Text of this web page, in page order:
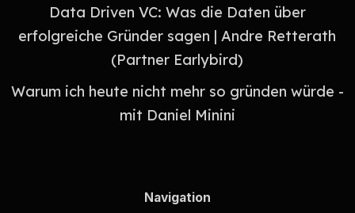
Data Driven VC: Was die Daten über
erfolgreiche Gründer sagen | Andre Retterath
(Partner Earlybird)
⁠Warum ich heute nicht mehr so gründen würde -
mit Daniel Minini
Navigation